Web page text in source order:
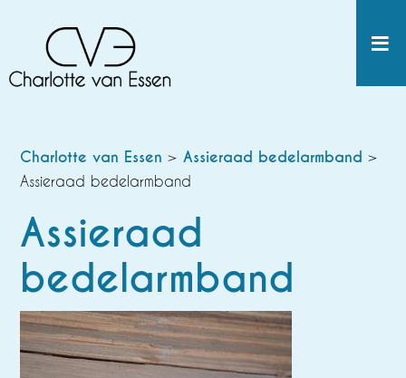
Charlotte van Essen > Assieraad bedelarmband >
Assieraad bedelarmband
Assieraad
bedelarmband